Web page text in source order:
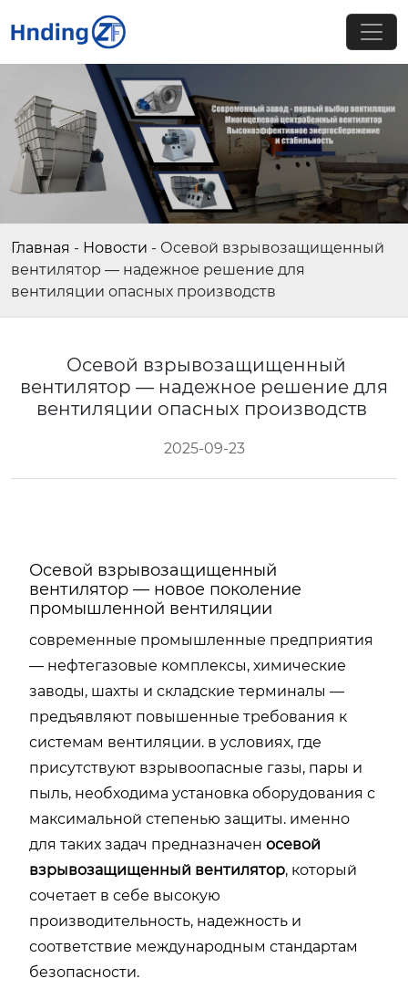
Главная - Новости - Осевой взрывозащищенный
вентилятор — надежное решение для
вентиляции опасных производств
Осевой взрывозащищенный
вентилятор — надежное решение для
вентиляции опасных производств
2025-09-23
Осевой взрывозащищенный
вентилятор — новое поколение
промышленной вентиляции
современные промышленные предприятия
— нефтегазовые комплексы, химические
заводы, шахты и складские терминалы —
предъявляют повышенные требования к
системам вентиляции. в условиях, где
присутствуют взрывоопасные газы, пары и
пыль, необходима установка оборудования с
максимальной степенью защиты. именно
для таких задач предназначен осевой
взрывозащищенный вентилятор, который
сочетает в себе высокую
производительность, надежность и
соответствие международным стандартам
безопасности.